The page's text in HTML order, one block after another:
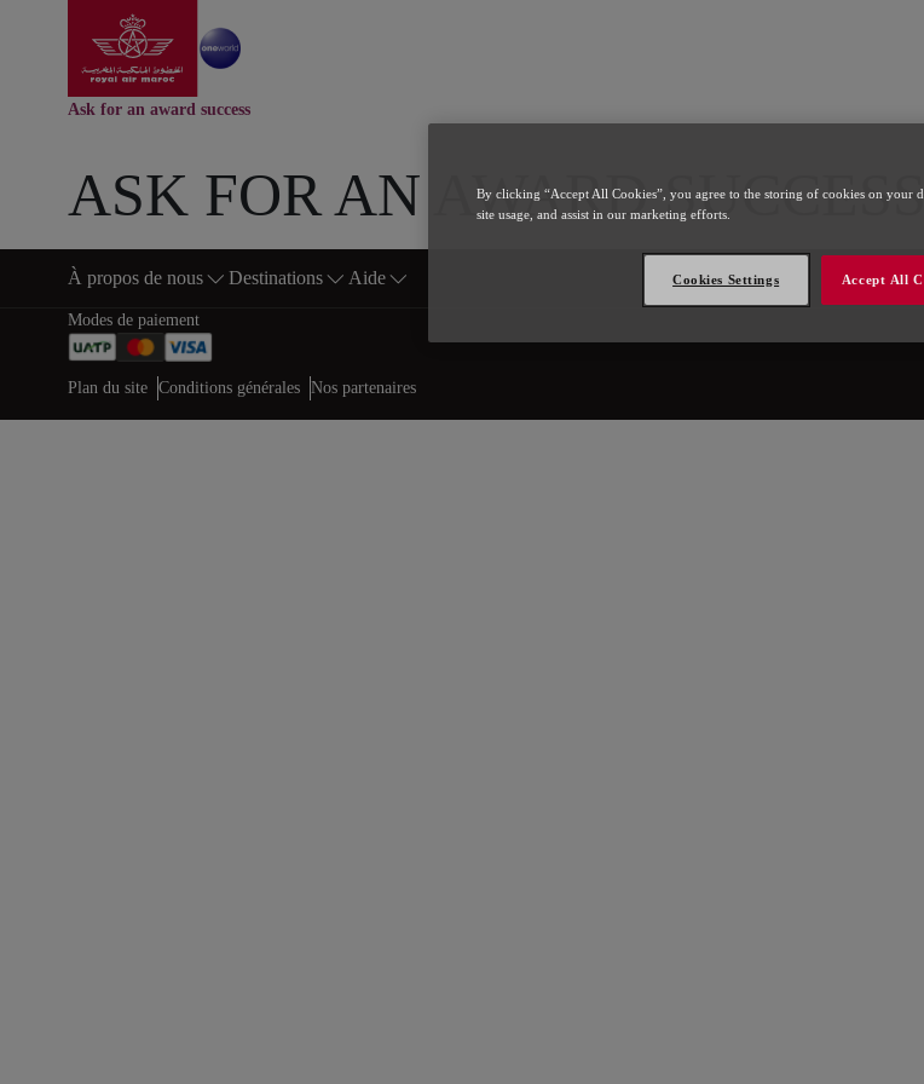
Saut au contenu principal
Aller à la page accueil
Ask for an award success
ASK FOR AN AWARD
Bas de page Plan du site
À propos de nous Destinations Aide
Modes de paiement
Web map links
$Title.getData()
Plan du site Conditions générales Nos partenaires
By clicking “Accept All Cookies”, you agree to the storing of cookies on your
site usage, and assist in our marketing efforts.
Accept All
Cookies Settings